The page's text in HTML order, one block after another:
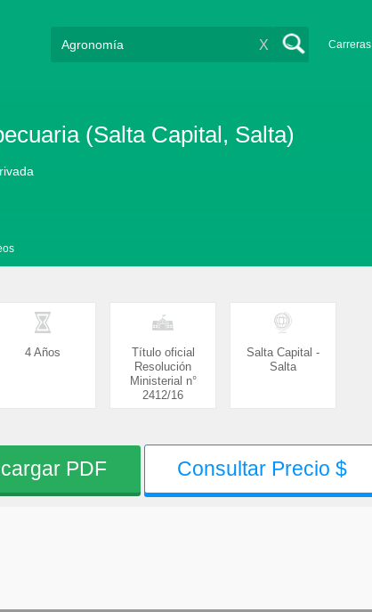
Carreras
X
(Salta Capital, Salta)
4 Años
Título oficial
Resolución
Ministerial n°
2412/16
Salta Capital -
Salta
PDF Consultar Precio $